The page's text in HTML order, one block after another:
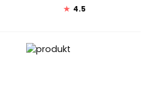
★ 4.5